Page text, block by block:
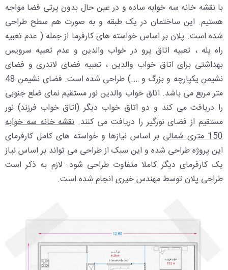
با نقشه خانه سه خوابه ساده و در عین حال بدون پرتی فضا مواجه
هستیم. این ساختمان در یک طبقه و به صورت هم سطح طراحی
شده است. پلان بر اساس خواسته های کارفرما از جمله ( عدم تعبیه
راه پله ، تعبیه اتاق پرو در خواب والدین و عدم تعبیه سرویس
بهداشتی برای اتاق خواب والدین ، تعبیه فضای لاندری و فضای
نشیمن یکپارچه و بزرگ و ….) طراحی شده است. فضای نشیمن 48
متر مربع می باشد. اتاق خواب والدین نور مستقیم نمای ضلع جنوبی
را دریافت می کند و دو اتاق خواب دیگر (اتاق خواب فرزند) نور
مستقیم از فضای نورگیر را دریافت می کنند.نقشه خانه سه خوابه
150 متری شمالی
بر اساس نیازها و خواسته های کامل کارفرمای
این پروژه طراحی شده و این سبک از طراحی می تواند بر اساس نیاز
یک کارفرمای دیگر کاملا متفاوت طراحی شود. لازم به ذکر است
طراحی پلان توسط مهندس خیری انجام شده است.